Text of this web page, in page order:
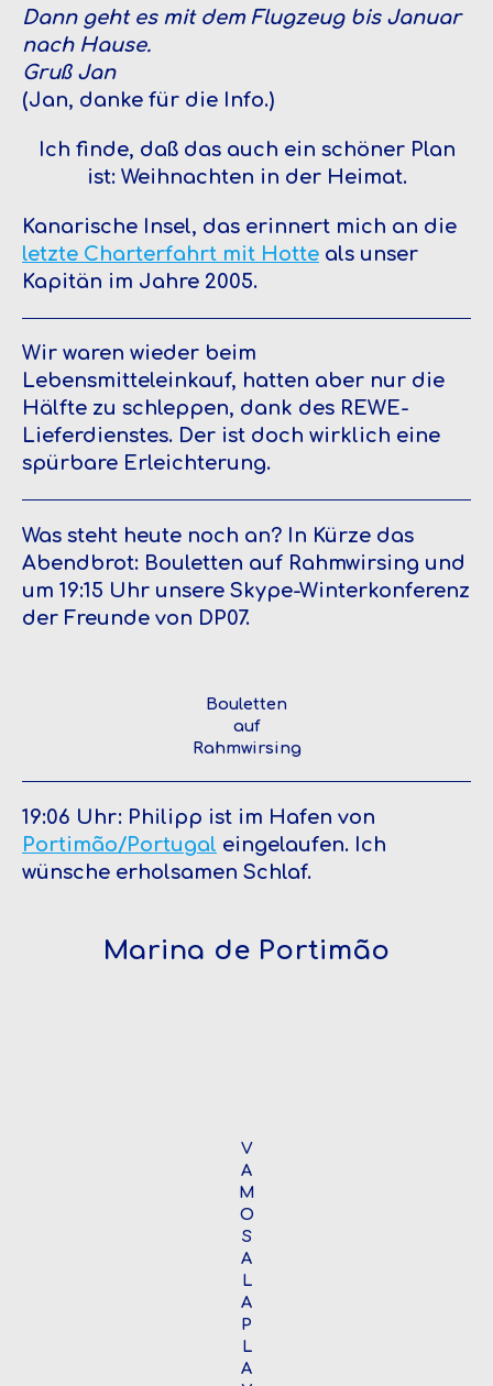
Dann geht es mit dem Flugzeug bis Januar
nach Hause.
Gruß Jan
(Jan, danke für die Info.)
Ich finde, daß das auch ein schöner Plan
ist: Weihnachten in der Heimat.
Kanarische Insel, das erinnert mich an die
letzte Charterfahrt mit Hotte als unser
Kapitän im Jahre 2005.
Wir waren wieder beim
Lebensmitteleinkauf, hatten aber nur die
Hälfte zu schleppen, dank des REWE-
Lieferdienstes. Der ist doch wirklich eine
spürbare Erleichterung.
Was steht heute noch an? In Kürze das
Abendbrot: Bouletten auf Rahmwirsing und
um 19:15 Uhr unsere Skype-Winterkonferenz
der Freunde von DP07.
Bouletten
auf
Rahmwirsing
19:06 Uhr: Philipp ist im Hafen von
Portimão/Portugal eingelaufen. Ich
wünsche erholsamen Schlaf.
Marina de Portimão
V
A
M
O
S
A
L
A
P
L
A